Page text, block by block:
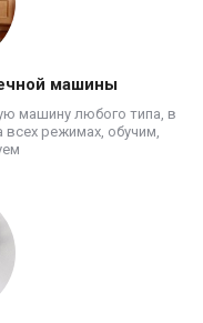
машины
машину любого типа, в
режимах, обучим,